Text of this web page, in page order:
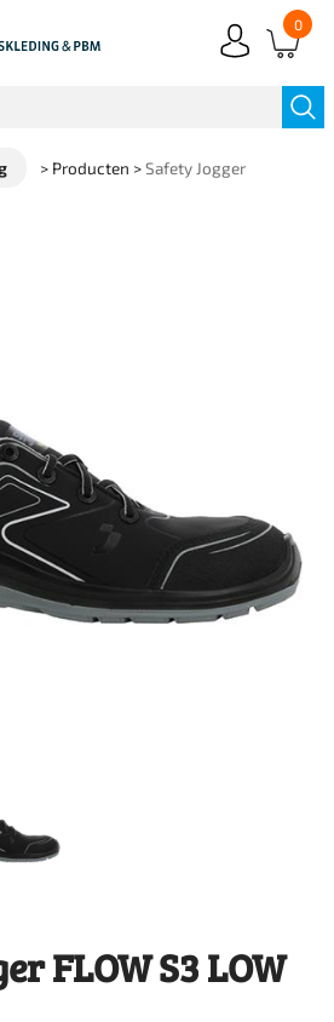
0
> Producten >Safety Jogger
FLOW S3 LOW